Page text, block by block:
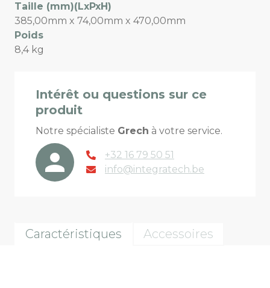
Taille (mm)(LxPxH)
385,00mm x 74,00mm x 470,00mm
Poids
8,4 kg
Intérêt ou questions sur ce
produit
Notre spécialiste Grech à votre service.
+32 16 79 50 51
info@integratech.be
Caractéristiques Accessoires